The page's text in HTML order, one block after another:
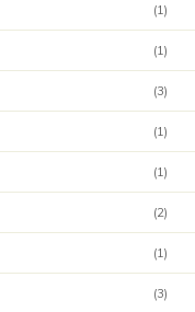
(1)
(1)
(3)
(1)
(1)
(2)
(1)
(3)